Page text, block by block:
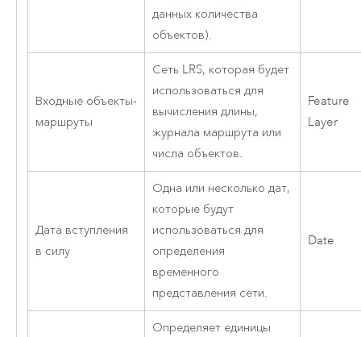
данных количества
объектов).
Входные объекты-
маршруты
Сеть LRS, которая будет
использоваться для
вычисления длины,
журнала маршрута или
числа объектов.
Feature
Layer
Дата вступления
в силу
Одна или несколько дат,
которые будут
использоваться для
определения
временного
представления сети.
Date
Определяет единицы